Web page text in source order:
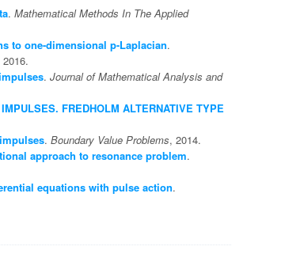
. Mathematical Methods In The Applied
to one-dimensional p-Laplacian.
. Journal of Mathematical Analysis and
FREDHOLM ALTERNATIVE TYPE
. Boundary Value Problems, 2014.
approach to resonance problem.
equations with pulse action.